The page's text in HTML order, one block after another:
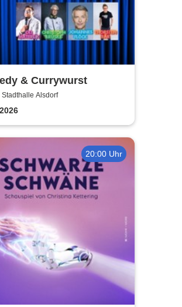
& Currywurst
Stadthalle Alsdorf
20:00 Uhr